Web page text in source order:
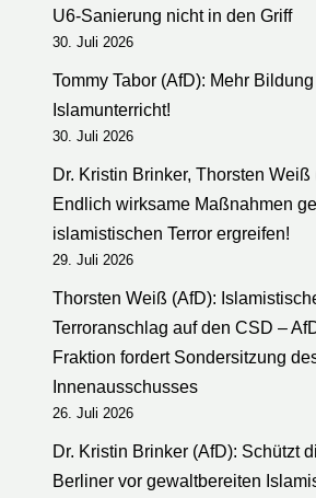
U6-Sanierung nicht in den Griff
30. Juli 2026
Tommy Tabor (AfD): Mehr
Islamunterricht!
30. Juli 2026
Dr. Kristin Brinker, Thorsten Weiß
Endlich wirksame Maßnahmen
islamistischen Terror ergreifen!
29. Juli 2026
Thorsten Weiß (AfD):
Terroranschlag auf den CSD –
Fraktion fordert Sondersitzung
Innenausschusses
26. Juli 2026
Dr. Kristin Brinker (AfD): Schützt
Berliner vor gewaltbereiten